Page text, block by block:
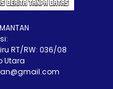
RT/RW: 036/08
Utara